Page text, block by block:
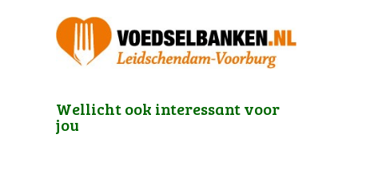
Wellicht ook interessant voor
jou